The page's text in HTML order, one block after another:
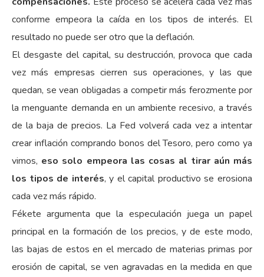
conforme empeora la caída en los tipos de interés. El
resultado no puede ser otro que la deflación.
El desgaste del capital, su destrucción, provoca que cada
vez más empresas cierren sus operaciones, y las que
quedan, se vean obligadas a competir más ferozmente por
la menguante demanda en un ambiente recesivo, a través
de la baja de precios. La Fed volverá cada vez a intentar
crear inflación comprando bonos del Tesoro, pero como ya
vimos, eso solo empeora las cosas al tirar aún más
los tipos de interés, y el capital productivo se erosiona
cada vez más rápido.
Fékete argumenta que la especulación juega un papel
principal en la formación de los precios, y de este modo,
las bajas de estos en el mercado de materias primas por
erosión de capital, se ven agravadas en la medida en que